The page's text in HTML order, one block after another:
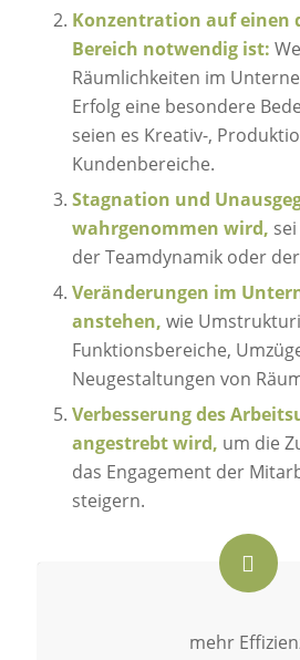
Konzentration auf einen
Bereich notwendig ist:
Räumlichkeiten im
Erfolg eine besondere
seien es Kreativ-,
Kundenbereiche.
Stagnation und
wahrgenommen wird,
der Teamdynamik oder
Veränderungen im
anstehen, wie
Funktionsbereiche,
Neugestaltungen von
Verbesserung des
angestrebt wird, um die
das Engagement der
steigern.
mehr